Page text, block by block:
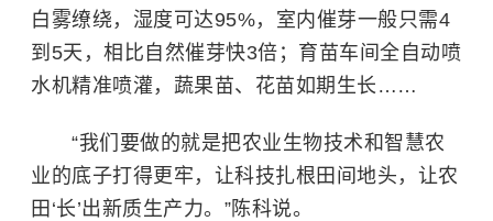
白雾缭绕，湿度可达95%，室内催芽一般只需4
到5天，相比自然催芽快3倍；育苗车间全自动喷
水机精准喷灌，蔬果苗、花苗如期生长……
“我们要做的就是把农业生物技术和智慧农
业的底子打得更牢，让科技扎根田间地头，让农
田‘长’出新质生产力。”陈科说。